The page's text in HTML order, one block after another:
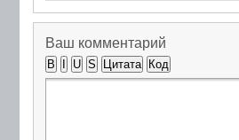
Ваш комментарий
B U S Цитата Код